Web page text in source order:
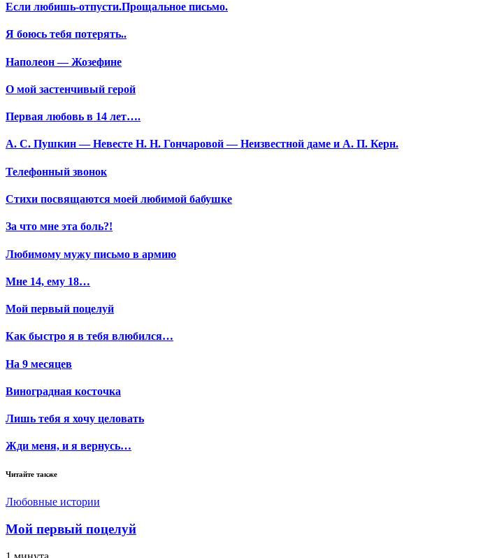
Если любишь-отпусти.Прощальное письмо.
Я боюсь тебя потерять..
Наполеон — Жозефине
О мой застенчивый герой
Первая любовь в 14 лет….
А. С. Пушкин — Невесте Н. Н. Гончаровой — Неизвестной даме и А. П. Керн.
Телефонный звонок
Стихи посвящаются моей любимой бабушке
За что мне эта боль?!
Любимому мужу письмо в армию
Мне 14, ему 18…
Мой первый поцелуй
Как быстро я в тебя влюбился…
На 9 месяцев
Виноградная косточка
Лишь тебя я хочу целовать
Жди меня, и я вернусь…
Читайте также
Любовные истории
Мой первый поцелуй